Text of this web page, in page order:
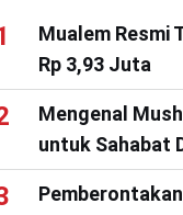
Mualem Resmi
Rp 3,93 Juta
Mengenal
untuk Sahabat